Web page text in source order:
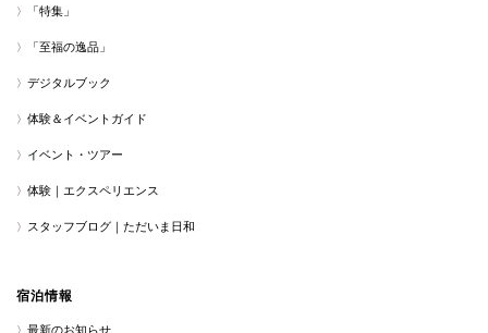
「特集」
「至福の逸品」
デジタルブック
体験＆イベントガイド
イベント・ツアー
体験｜エクスペリエンス
スタッフブログ｜ただいま日和
宿泊情報
最新のお知らせ